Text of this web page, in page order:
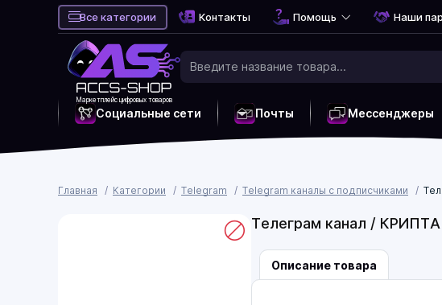
Все категории Контакты Помощь Наши
Маркетплейс цифровых товаров
Социальные сети Почты Мессенджеры
Главная Категории Telegram Telegram каналы с подписчиками
Телеграм канал /
Описание товара